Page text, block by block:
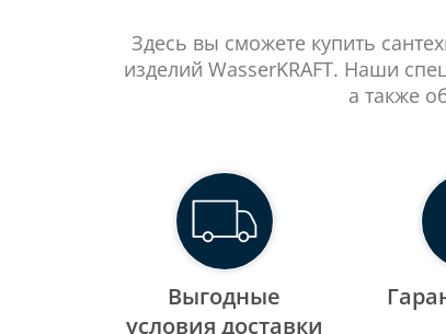
Здесь вы сможете купить
изделий WasserKRAFT. Наши
а также
Выгодные
уcловия доставки